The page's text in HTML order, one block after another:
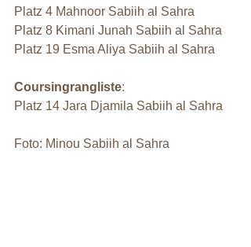
Platz 4 Mahnoor Sabiih al Sahra
Platz 8 Kimani Junah Sabiih al Sahra
Platz 19 Esma Aliya Sabiih al Sahra
Coursingrangliste:
Platz 14 Jara Djamila Sabiih al Sahra
Foto: Minou Sabiih al Sahra